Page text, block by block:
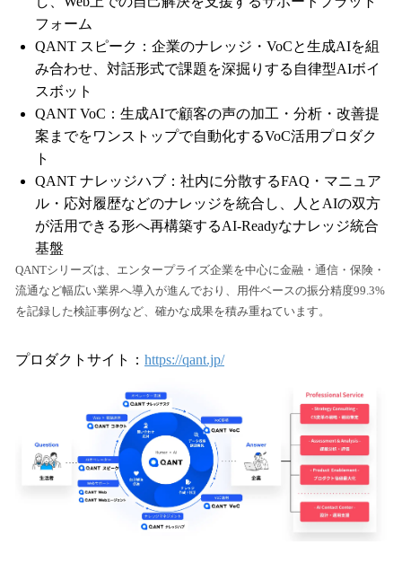
フォーム
QANT スピーク：企業のナレッジ・VoCと生成AIを組
み合わせ、対話形式で課題を深掘りする自律型AIボイ
スボット
QANT VoC：生成AIで顧客の声の加工・分析・改善提
案までをワンストップで自動化するVoC活用プロダク
ト
QANT ナレッジハブ：社内に分散するFAQ・マニュア
ル・応対履歴などのナレッジを統合し、人とAIの双方
が活用できる形へ再構築するAI-Readyなナレッジ統合
基盤
QANTシリーズは、エンタープライズ企業を中心に金融・通信・保険・
流通など幅広い業界へ導入が進んでおり、用件ベースの振分精度99.3%
を記録した検証事例など、確かな成果を積み重ねています。
プロダクトサイト： https://qant.jp/